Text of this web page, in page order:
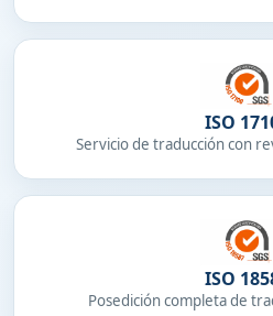
ISO
Servicio de traducción con
ISO
Posedición completa de